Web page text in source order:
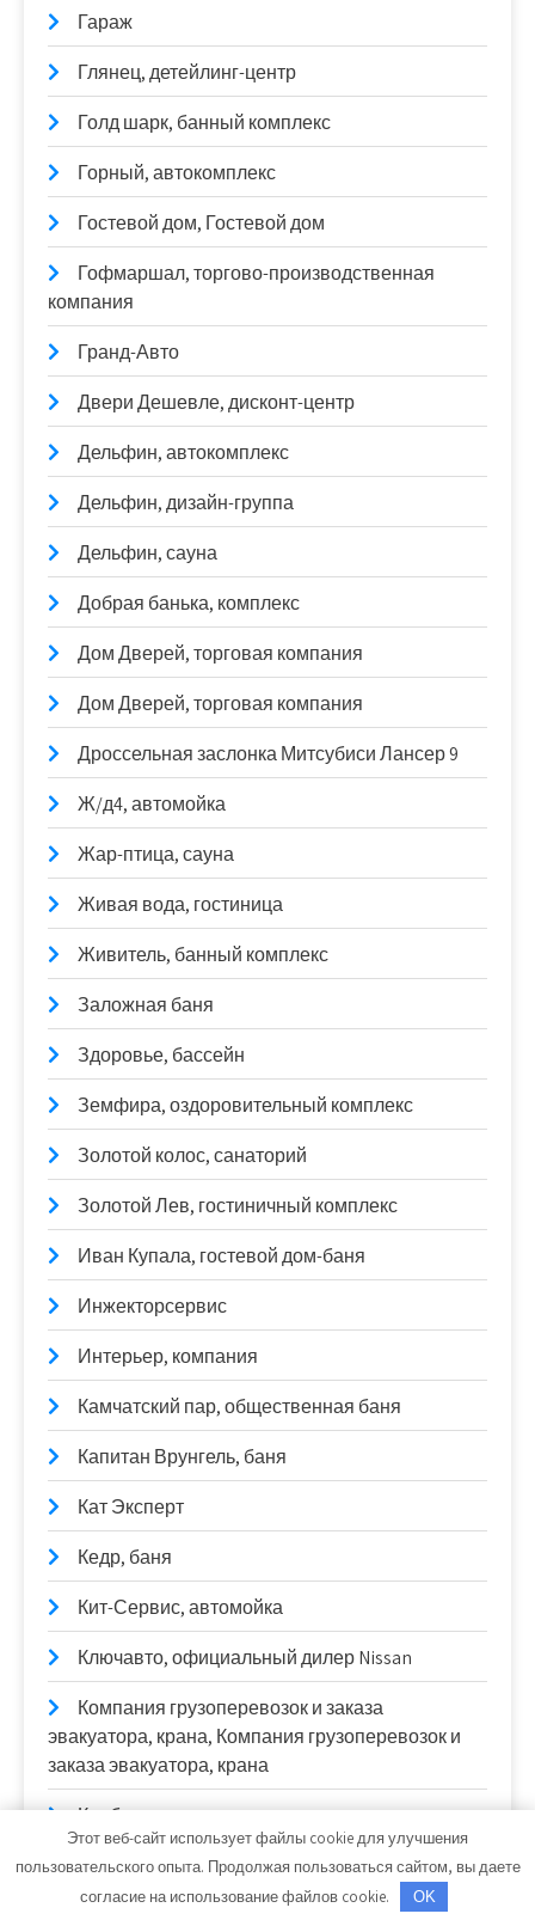
Гараж
Глянец, детейлинг-центр
Голд шарк, банный комплекс
Горный, автокомплекс
Гостевой дом, Гостевой дом
Гофмаршал, торгово-производственная
компания
Гранд-Авто
Двери Дешевле, дисконт-центр
Дельфин, автокомплекс
Дельфин, дизайн-группа
Дельфин, сауна
Добрая банька, комплекс
Дом Дверей, торговая компания
Дом Дверей, торговая компания
Дроссельная заслонка Митсубиси Лансер 9
Ж/д4, автомойка
Жар-птица, сауна
Живая вода, гостиница
Живитель, банный комплекс
Заложная баня
Здоровье, бассейн
Земфира, оздоровительный комплекс
Золотой колос, санаторий
Золотой Лев, гостиничный комплекс
Иван Купала, гостевой дом-баня
Инжекторсервис
Интерьер, компания
Камчатский пар, общественная баня
Капитан Врунгель, баня
Кат Эксперт
Кедр, баня
Кит-Сервис, автомойка
Ключавто, официальный дилер Nissan
Компания грузоперевозок и заказа
эвакуатора, крана, Компания грузоперевозок и
заказа эвакуатора, крана
Краб, сауна
Крафт-М, автосервис
Этот веб-сайт использует файлы cookie для улучшения
пользовательского опыта. Продолжая пользоваться сайтом, вы даете
согласие на использование файлов cookie.
OK